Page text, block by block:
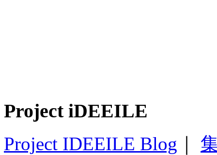
Project iDEEILE
Project IDEEILE Blog